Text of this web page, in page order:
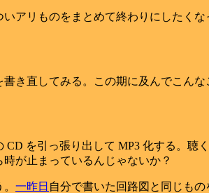
アリものをまとめて終わりにしたく
書き直してみる。この期に及んでこん
CD を引っ張り出して MP3 化する。聴
が止まっているんじゃないか？
一昨日 自分で書いた回路図と同じも